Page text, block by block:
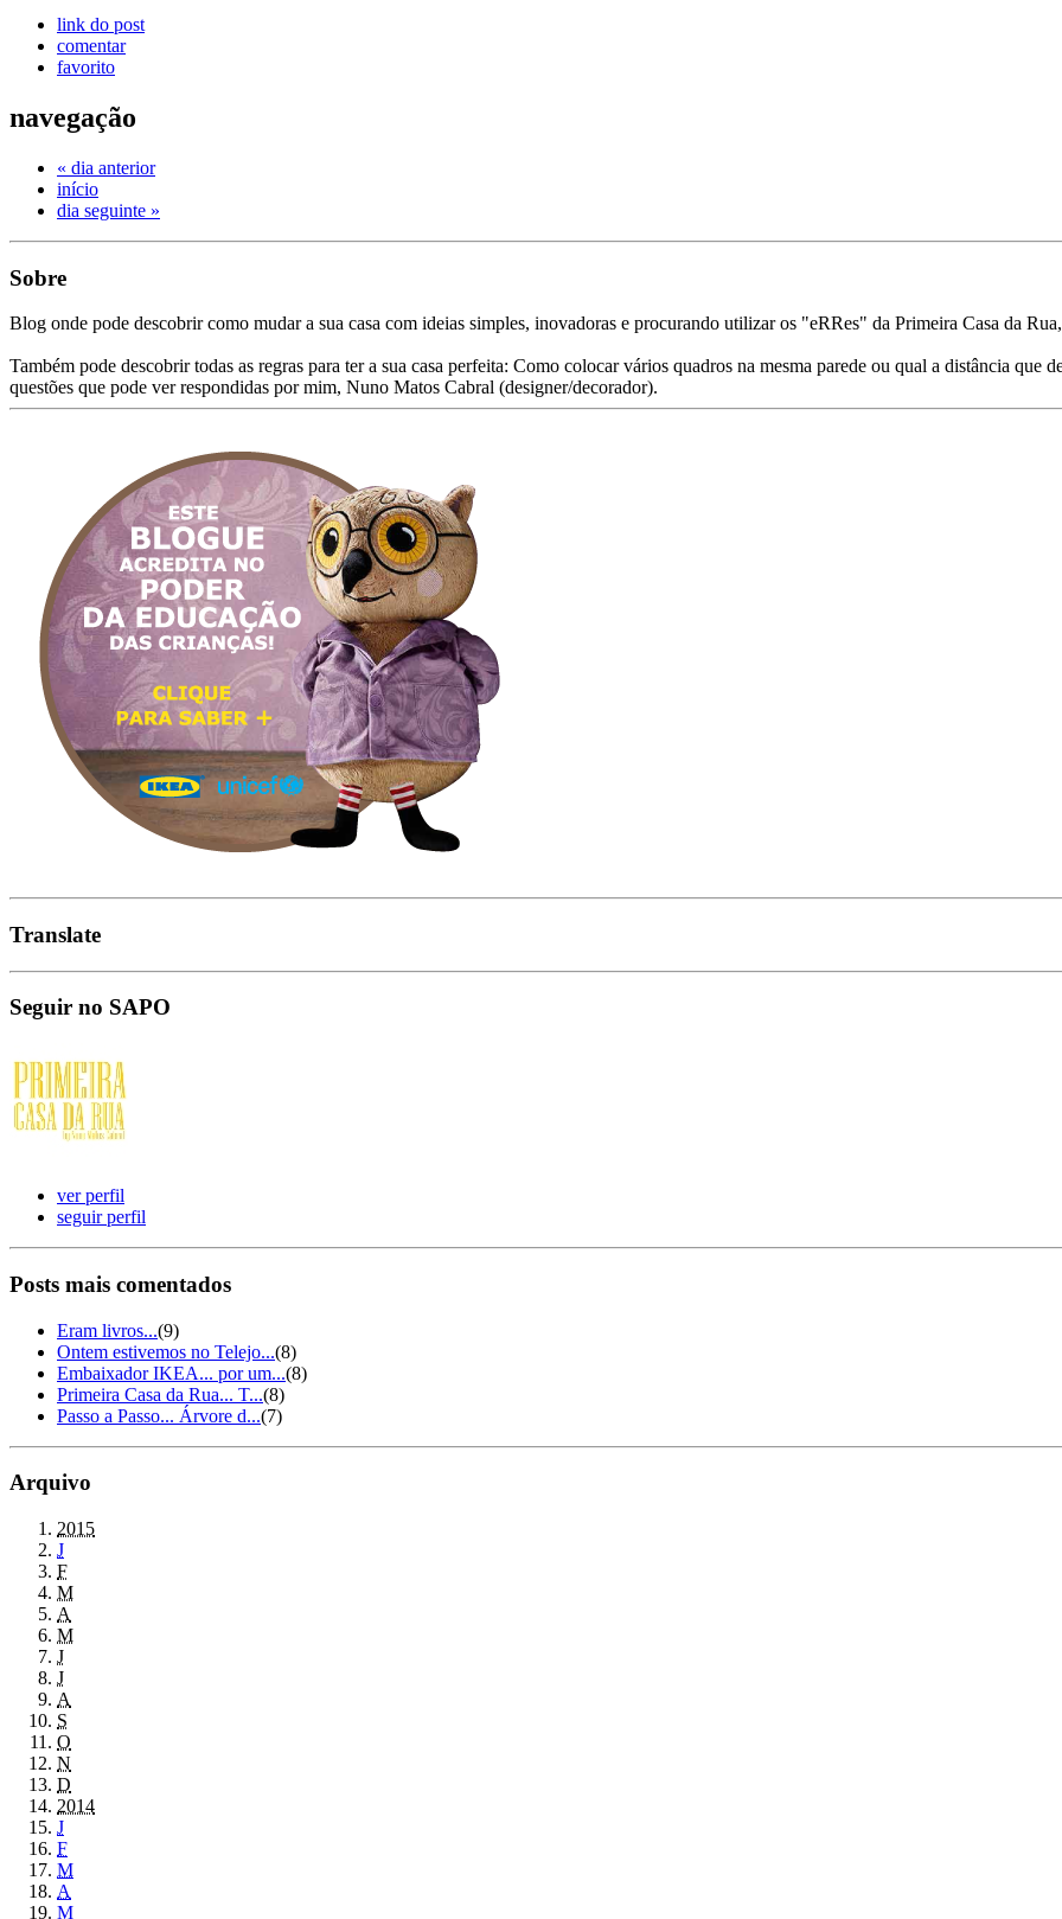
link do post
comentar
favorito
navegação
« dia anterior
início
dia seguinte »
Sobre
Blog onde pode descobrir como mudar a sua casa com ideias simples, inovadoras e procurando utilizar os "eRRes" da Primeira Casa da
Também pode descobrir todas as regras para ter a sua casa perfeita: Como colocar vários quadros na mesma parede ou qual a distância que
questões que pode ver respondidas por mim, Nuno Matos Cabral (designer/decorador).
Translate
Seguir no SAPO
ver perfil
seguir perfil
Posts mais comentados
Eram livros...(9)
Ontem estivemos no Telejo...(8)
Embaixador IKEA... por um...(8)
Primeira Casa da Rua... T...(8)
Passo a Passo... Árvore d...(7)
Arquivo
2015
J
F
M
A
M
J
J
A
S
O
N
D
2014
J
F
M
A
M